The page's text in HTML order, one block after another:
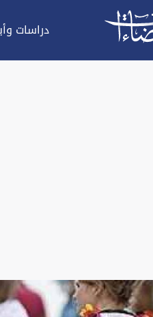
دراسات